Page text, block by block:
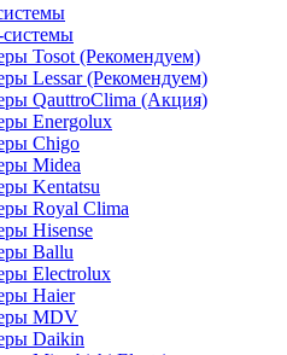
Tosot (Рекомендуем)
Lessar (Рекомендуем)
QauttroClima (Акция)
Energolux
Chigo
Midea
Kentatsu
Royal Clima
Hisense
Ballu
Electrolux
Haier
MDV
Daikin